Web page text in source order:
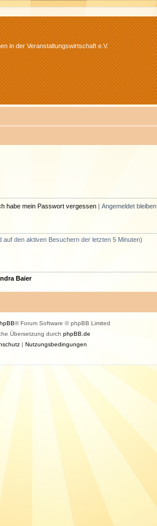
in der Veranstaltungswirtschaft e.V.
habe mein Passwort vergessen Angemeldet bleiben
den aktiven Besuchern der letzten 5 Minuten)
Baier
® Forum Software © phpBB Limited
Übersetzung durch phpBB.de
| Nutzungsbedingungen